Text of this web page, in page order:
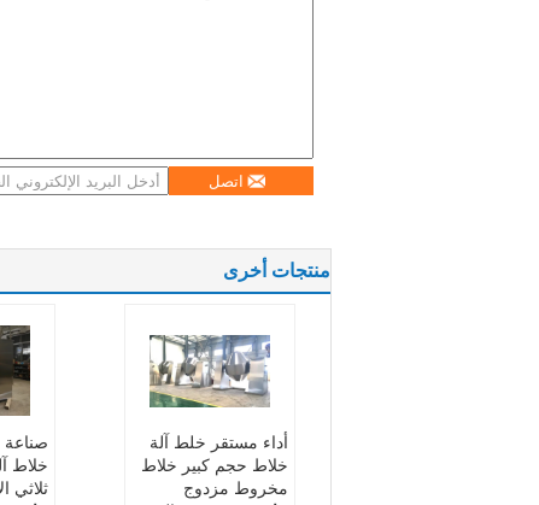
اتصل
منتجات أخرى
خلاط
ثلاثي
أداء مستقر خلط آلة
خلاط حجم كبير خلاط
مخروط مزدوج